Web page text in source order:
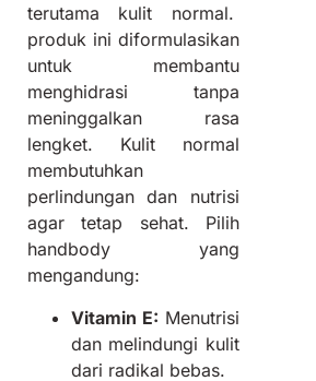
terutama kulit normal.
produk ini diformulasikan
untuk membantu
menghidrasi tanpa
meninggalkan rasa
lengket. Kulit normal
membutuhkan
perlindungan dan nutrisi
agar tetap sehat. Pilih
handbody yang
mengandung:
Vitamin E: Menutrisi
dan melindungi kulit
dari radikal bebas.